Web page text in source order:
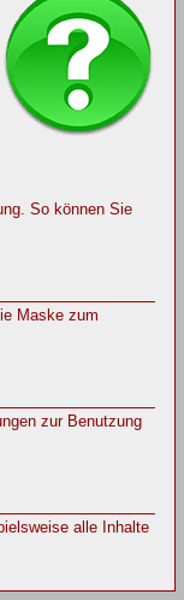
So können Sie
Maske zum
zur Benutzung
alle Inhalte